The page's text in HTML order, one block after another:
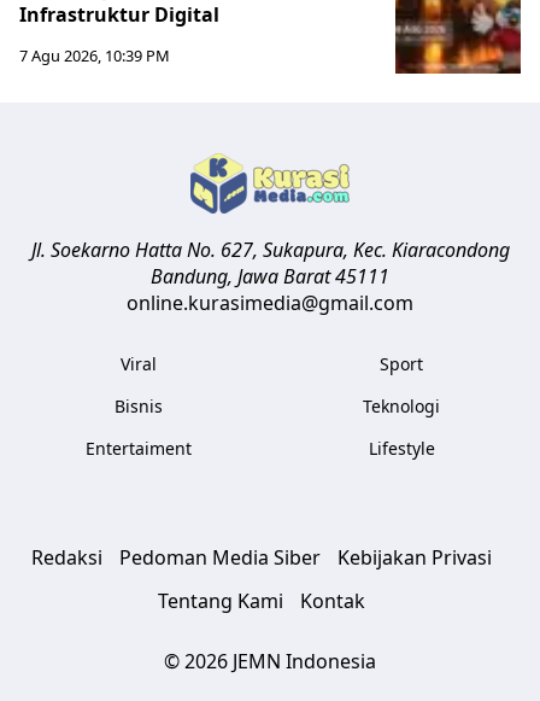
Infrastruktur Digital
7 Agu 2026, 10:39 PM
Jl. Soekarno Hatta No. 627, Sukapura, Kec. Kiaracondong
Bandung, Jawa Barat45111
online.kurasimedia@gmail.com
Viral
Bisnis
Entertaiment
Sport
Teknologi
Lifestyle
Redaksi Pedoman Media Siber
Kebijakan Privasi
Tentang Kami
Kontak
© 2026 JEMN Indonesia